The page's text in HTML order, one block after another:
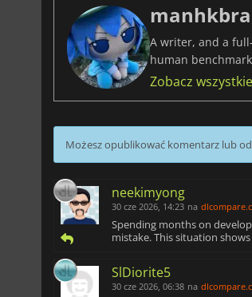
A writer, and a
human
Zobacz
Możesz opublikować komentarz lub
neekimyong
30 cze 2026, 14:23 na
Spending months on
mistake. This situation
SlDiorite5
30 cze 2026, 06:38 na